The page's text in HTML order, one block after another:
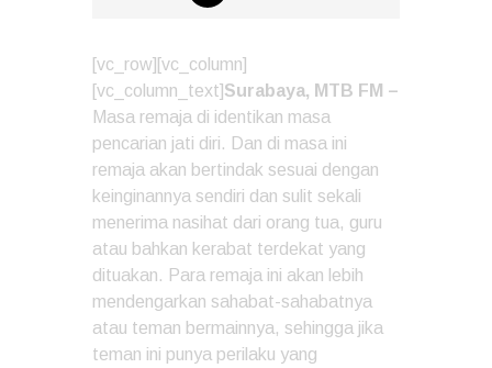
[vc_row][vc_column]
[vc_column_text]Surabaya, MTB FM –
Masa remaja di identikan masa
pencarian jati diri. Dan di masa ini
remaja akan bertindak sesuai dengan
keinginannya sendiri dan sulit sekali
menerima nasihat dari orang tua, guru
atau bahkan kerabat terdekat yang
dituakan. Para remaja ini akan lebih
mendengarkan sahabat-sahabatnya
atau teman bermainnya, sehingga jika
teman ini punya perilaku yang